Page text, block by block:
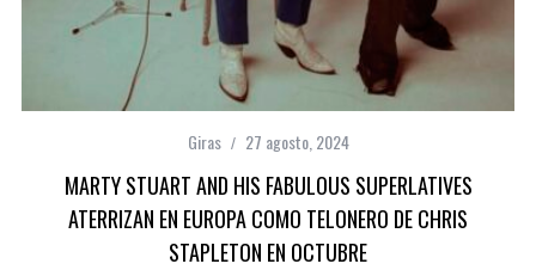
Giras 27 agosto, 2024
MARTY STUART AND HIS FABULOUS SUPERLATIVES
ATERRIZAN EN EUROPA COMO TELONERO DE CHRIS
STAPLETON EN OCTUBRE